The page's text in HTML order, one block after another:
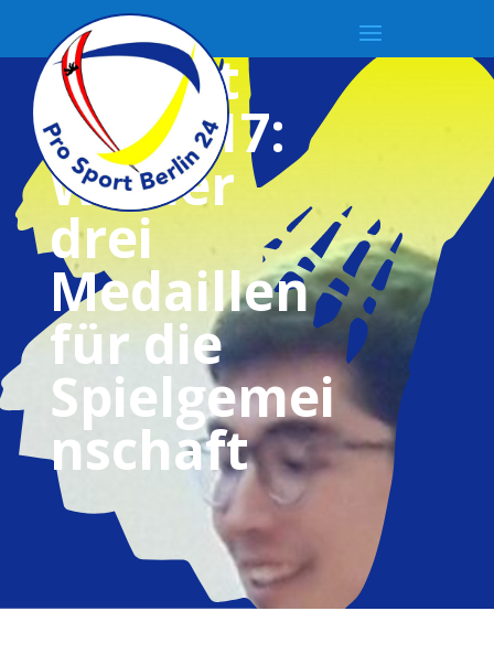
Bericht
LEM U17:
Wieder
drei
Medaillen
für die
Spielgemei
nschaft